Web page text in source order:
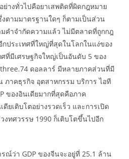
างทั่วไปคือยาเสพติดที่ผิดกฎหมาย
ตามมาตรฐานใดๆ ก็ตามเป็นส่วน
คำจำกัดความแล้ว ไม่มีตลาดที่ถูกกฎ
กประเทศที่ใหญ่ที่สุดในโลกในแง่ของ
ที่มีเศรษฐกิจใหญ่เป็นอันดับ 5 ของ
ดอลลาร์ มีหลายภาคส่วนที่มี
ภาคธุรกิจ อุตสาหกรรม บริการ ไอที
ของอินเดียมากที่สุดคือภาค
ยเติบโตอย่างรวดเร็ว และการเปิด
งทศวรรษ 1990 ก็เติบโตขึ้นไปอีก
ณ์ว่า GDP ของจีนจะอยู่ที่ 25.1 ล้าน